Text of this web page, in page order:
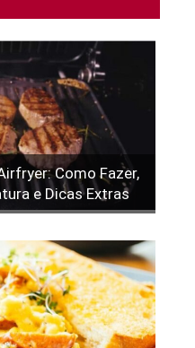
Como Fazer,
e Dicas Extras